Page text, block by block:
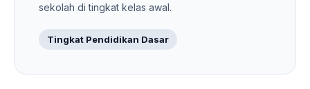
sekolah di tingkat kelas awal.
Tingkat Pendidikan Dasar